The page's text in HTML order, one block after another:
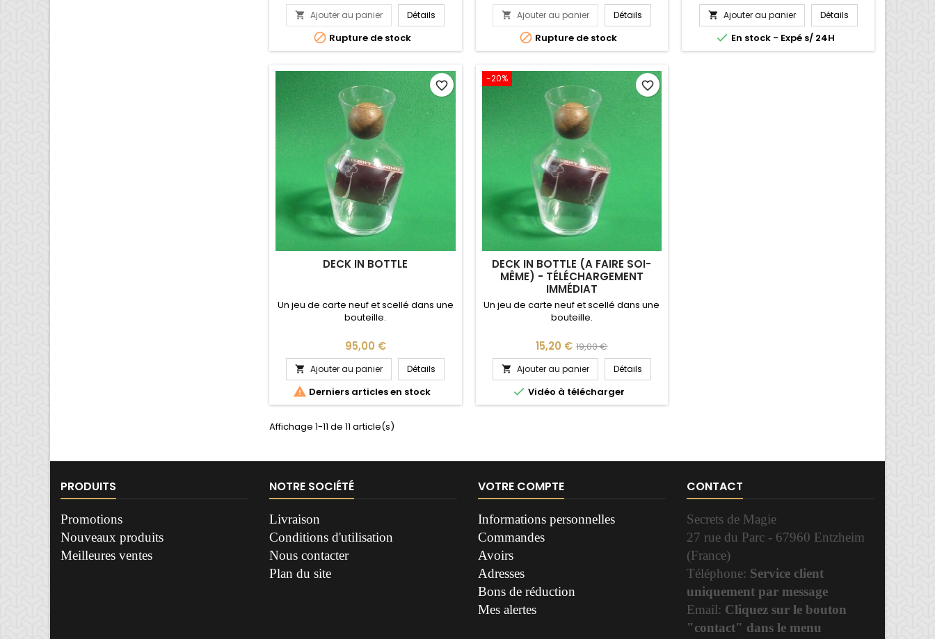
 Ajouter au panier Détails
 Rupture de stock
 Ajouter au panier Détails
 Rupture de stock
 Ajouter au panier Détails
 En stock - Expé s/ 24H
DECK IN BOTTLE
Un jeu de carte neuf et scellé dans une
bouteille.
Prix
95,00 €
 Ajouter au panier Détails
 Derniers articles en stock
favorite_border
-20%
DECK IN BOTTLE (A FAIRE SOI-
MÊME) - TÉLÉCHARGEMENT
IMMÉDIAT
Un jeu de carte neuf et scellé dans une
bouteille.
Prix
15,20 € Prix
de
base
19,00 €
 Ajouter au panier Détails
 Vidéo à télécharger
favorite_border
Affichage 1-11 de 11 article(s)
PRODUITS
Promotions
Nouveaux produits
Meilleures ventes
NOTRE SOCIÉTÉ
Livraison
Conditions d'utilisation
Nous contacter
Plan du site
VOTRE COMPTE
Informations personnelles
Commandes
Avoirs
Adresses
Bons de réduction
Mes alertes
CONTACT
Secrets de Magie
27 rue du Parc - 67960 Entzheim
(France)
Téléphone: Service client
uniquement par message
Email: Cliquez sur le bouton
"contact" dans le menu